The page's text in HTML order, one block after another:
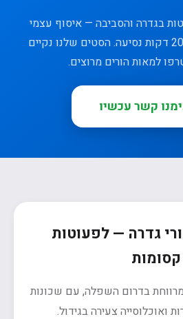
בגדרה והסביבה — איסוף עצמי
מקריית עקרון, רק 20-25 דקות נסיעה. הסטים שלנו נקיים
למאות הורים מרוצים.
קשר עכשיו
גדרה — לפעוטות
קסומות
בדרום השפלה, עם שכונות
ואוכלוסייה צעירה בגידול.